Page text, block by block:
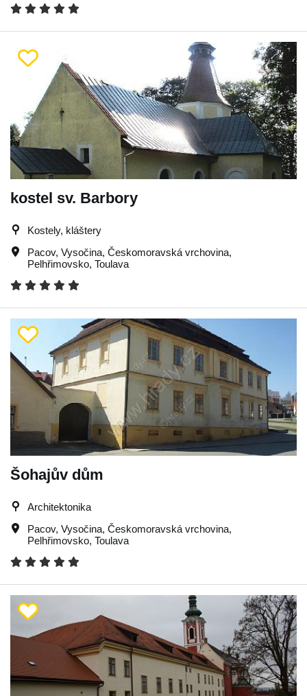
kostel sv. Barbory
Kostely, kláštery
Pacov, Vysočina, Českomoravská vrchovina,
Pelhřimovsko, Toulava
Šohajův dům
Architektonika
Pacov, Vysočina, Českomoravská vrchovina,
Pelhřimovsko, Toulava